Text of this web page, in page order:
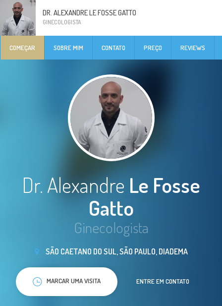
DR. ALEXANDRE LE FOSSE GATTO
GINECOLOGISTA
COMEÇAR SOBRE MIM CONTATO PREÇO REVIEWS
Dr. Alexandre Le Fosse
Gatto
Ginecologista
SÃO CAETANO DO SUL, SÃO PAULO, DIADEMA
MARCAR UMA VISITA ENTRE EM CONTATO